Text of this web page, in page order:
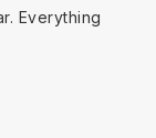
Everything